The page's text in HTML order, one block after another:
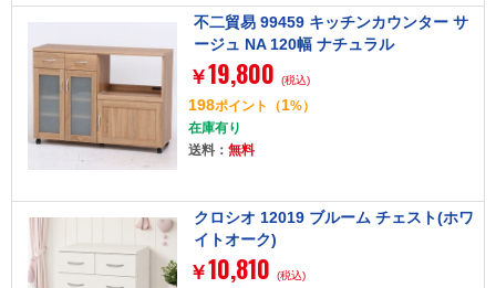
不二貿易 99459 キッチンカウンター サ
ージュ NA 120幅 ナチュラル
￥19,800 (税込)
198ポイント （1%）
在庫有り
送料： 無料
クロシオ 12019 ブルーム チェスト(ホワ
イトオーク)
￥10,810 (税込)